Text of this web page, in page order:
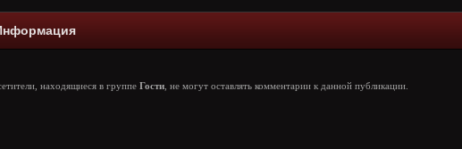
находящиеся в группе Гости , не могут оставлять комментарии к данной публикации.